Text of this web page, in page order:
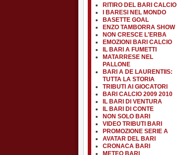
RITIRO DEL BARI CALCIO
I BARESI NEL MONDO
BASETTE GOAL
ENZO TAMBORRA SHOW
NON CRESCE L'ERBA
EMOZIONI BARI CALCIO
IL BARI A FUMETTI
MATARRESE NEL
PALLONE
BARI A DE LAURENTIIS:
TUTTA LA STORIA
TRIBUTI AI GIOCATORI
BARI CALCIO 2009 2010
IL BARI DI VENTURA
IL BARI DI CONTE
NON SOLO BARI
VIDEO TRIBUTI BARI
PROMOZIONE SERIE A
AVATAR DEL BARI
CRONACA BARI
METEO BARI